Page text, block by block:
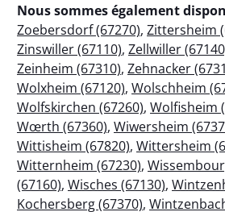
Nous sommes également
Zoebersdorf (67270), Zittersheim
Zinswiller (67110), Zellwiller
Zeinheim (67310), Zehnacker
Wolxheim (67120), Wolschheim
Wolfskirchen (67260), Wolfisheim
Wœrth (67360), Wiwersheim
Wittisheim (67820), Wittersheim
Witternheim (67230),
(67160), Wisches (67130),
Kochersberg (67370),